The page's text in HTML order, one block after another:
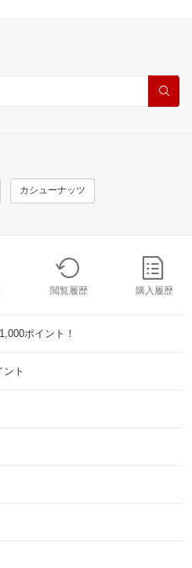
カシューナッツ
閲覧履歴 購入履歴
ポイント！
ト